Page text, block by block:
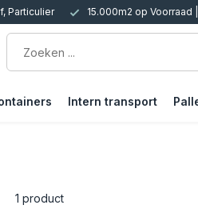
| Bezorgen of Afhalen
Intern transport
1 product